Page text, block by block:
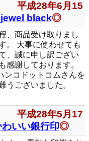
平成28年6月15
jewel black◎
、商品受け取りまし
。 大事に使わせても
、誠に申し訳ござい
感謝しております。
ンコドットコムさんを
うございました。
平成28年5月17
わいい銀行印◎